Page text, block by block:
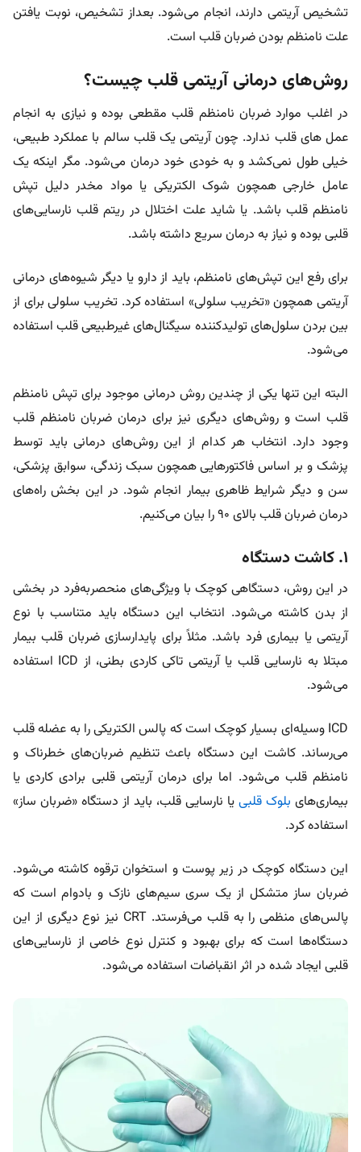
تشخیص آریتمی دارند، انجام می‌شود. بعداز تشخیص، نوبت یافتن
علت نامنظم بودن ضربان قلب است.
روش‌های درمانی آریتمی قلب چیست؟
در اغلب موارد ضربان نامنظم قلب مقطعی بوده و نیازی به انجام
عمل های قلب ندارد. چون آریتمی یک قلب سالم با عملکرد طبیعی،
خیلی طول نمی‌کشد و به خودی خود درمان می‌شود. مگر اینکه یک
عامل خارجی همچون شوک الکتریکی یا مواد مخدر دلیل تپش
نامنظم قلب باشد. یا شاید علت اختلال در ریتم قلب نارسایی‌های
قلبی بوده و نیاز به درمان سریع داشته باشد.
برای رفع این تپش‌های نامنظم، باید از دارو یا دیگر شیوه‌های درمانی
آریتمی همچون «تخریب سلولی» استفاده کرد. تخریب سلولی برای از
بین بردن سلول‌های تولید‌کننده سیگنال‌های غیرطبیعی قلب استفاده
می‌شود.
البته این تنها یکی از چندین روش درمانی موجود برای تپش نامنظم
قلب است و روش‌های دیگری نیز برای درمان ضربان نامنظم قلب
وجود دارد. انتخاب هر کدام از این روش‌های درمانی باید توسط
پزشک و بر اساس فاکتور‌هایی همچون سبک زندگی، سوابق پزشکی،
سن و دیگر شرایط ظاهری بیمار انجام شود. در این بخش راه‌های
درمان ضربان قلب بالای 90 را بیان می‌کنیم.
۱. کاشت دستگاه
در این روش، دستگاهی کوچک با ویژگی‌های منحصربه‌فرد در بخشی
از بدن کاشته می‌شود. انتخاب این دستگاه باید متناسب با نوع
آریتمی یا بیماری فرد باشد. مثلاً برای پایدارسازی ضربان قلب بیمار
مبتلا به نارسایی قلب یا آریتمی تاکی کاردی بطنی، از ICD استفاده
می‌شود.
ICD وسیله‌ای بسیار کوچک است که پالس الکتریکی را به عضله قلب
می‌رساند. کاشت این دستگاه باعث تنظیم ضربان‌های خطرناک و
نامنظم قلب می‌شود. اما برای درمان آریتمی قلبی برادی کاردی یا
بیماری‌های بلوک قلبی یا نارسایی قلب، باید از دستگاه «ضربان ساز»
استفاده کرد.
این دستگاه کوچک در زیر پوست و استخوان ترقوه کاشته می‌شود.
ضربان ساز متشکل از یک سری سیم‌های نازک و بادوام است که
پالس‌های منظمی را به قلب می‌فرستد. CRT نیز نوع دیگری از این
دستگاه‌ها است که برای بهبود و کنترل نوع خاصی از نارسایی‌های
قلبی ایجاد شده در اثر انقباضات استفاده می‌شود.